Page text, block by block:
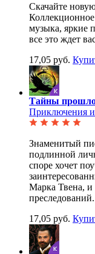
Скачайте
музыка, яркие
все это ждет
17,05 руб.
Тайны
Приключения
Знаменитый
подлинной
споре хочет
Марка Твена, и
преследований.
17,05 руб.